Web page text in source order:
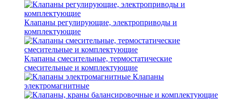
Клапаны регулирующие, электроприводы и
комплектующие
Клапаны смесительные, термостатические
смесительные и комплектующие
Клапаны
электромагнитные